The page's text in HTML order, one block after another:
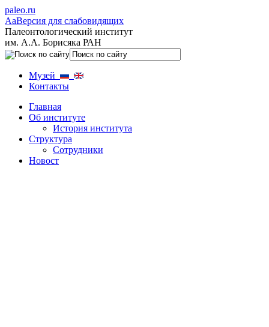
paleo.ru
AaВерсия для слабовидящих
Палеонтологический институт
им. А.А. Борисяка РАН
Музей
Контакты
Главная
Об институте
История института
Структура
Сотрудники
Новост